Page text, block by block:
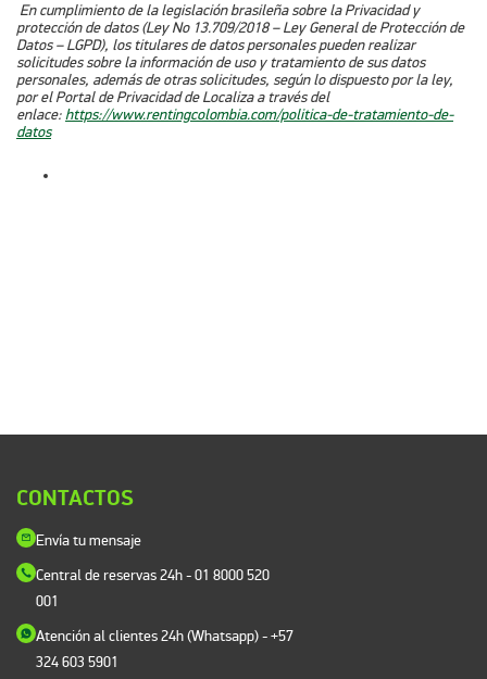
En cumplimiento de la legislación brasileña sobre la Privacidad y
protección de datos (Ley No 13.709/2018 – Ley General de Protección de
Datos – LGPD), los titulares de datos personales pueden realizar
solicitudes sobre la información de uso y tratamiento de sus datos
personales, además de otras solicitudes, según lo dispuesto por la ley,
por el Portal de Privacidad de Localiza a través del
enlace:https://www.rentingcolombia.com/politica-de-tratamiento-de-
datos
CONTACTOS
Envía tu mensaje
Central de reservas 24h- 01 8000 520
001
Atención al clientes 24h (Whatsapp)- +57
324 603 5901